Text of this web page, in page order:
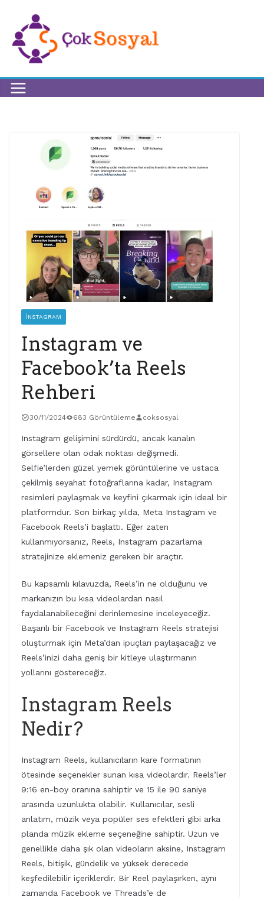
İNSTAGRAM
Instagram ve
Facebook’ta Reels
Rehberi
30/11/2024 683 Görüntüleme coksosyal
Instagram gelişimini sürdürdü, ancak kanalın
görsellere olan odak noktası değişmedi.
Selfie’lerden güzel yemek görüntülerine ve ustaca
çekilmiş seyahat fotoğraflarına kadar, Instagram
resimleri paylaşmak ve keyfini çıkarmak için ideal bir
platformdur. Son birkaç yılda, Meta Instagram ve
Facebook Reels’i başlattı. Eğer zaten
kullanmıyorsanız, Reels, Instagram pazarlama
stratejinize eklemeniz gereken bir araçtır.
Bu kapsamlı kılavuzda, Reels’in ne olduğunu ve
markanızın bu kısa videolardan nasıl
faydalanabileceğini derinlemesine inceleyeceğiz.
Başarılı bir Facebook ve Instagram Reels stratejisi
oluşturmak için Meta’dan ipuçları paylaşacağız ve
Reels’inizi daha geniş bir kitleye ulaştırmanın
yollarını göstereceğiz.
Instagram Reels
Nedir?
Instagram Reels, kullanıcıların kare formatının
ötesinde seçenekler sunan kısa videolardır. Reels’ler
9:16 en-boy oranına sahiptir ve 15 ile 90 saniye
arasında uzunlukta olabilir. Kullanıcılar, sesli
anlatım, müzik veya popüler ses efektleri gibi arka
planda müzik ekleme seçeneğine sahiptir. Uzun ve
genellikle daha şık olan videoların aksine, Instagram
Reels, bitişik, gündelik ve yüksek derecede
keşfedilebilir içeriklerdir. Bir Reel paylaşırken, aynı
zamanda Facebook ve Threads’e de